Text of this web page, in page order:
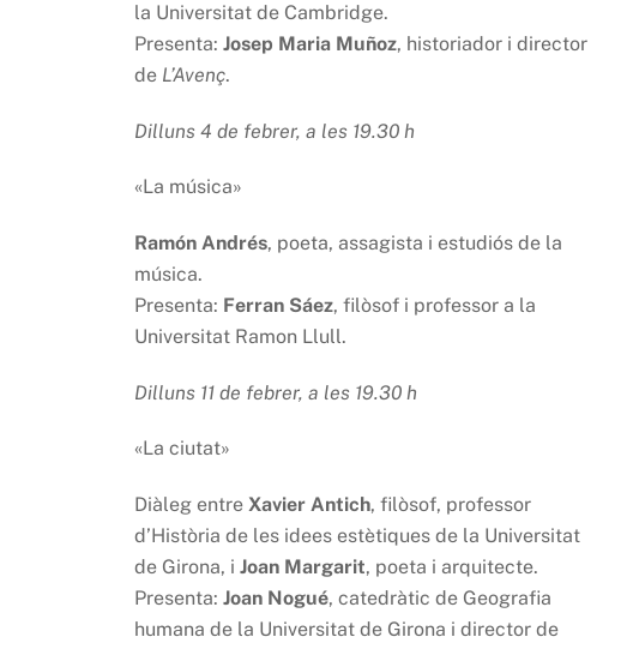
la Universitat de Cambridge.
Presenta: Josep Maria Muñoz, historiador i director
de L’Avenç.
Dilluns 4 de febrer, a les 19.30 h
«La música»
Ramón Andrés, poeta, assagista i estudiós de la
música.
Presenta: Ferran Sáez, filòsof i professor a la
Universitat Ramon Llull.
Dilluns 11 de febrer, a les 19.30 h
«La ciutat»
Diàleg entre Xavier Antich, filòsof, professor
d’Història de les idees estètiques de la Universitat
de Girona, i Joan Margarit, poeta i arquitecte.
Presenta: Joan Nogué, catedràtic de Geografia
humana de la Universitat de Girona i director de